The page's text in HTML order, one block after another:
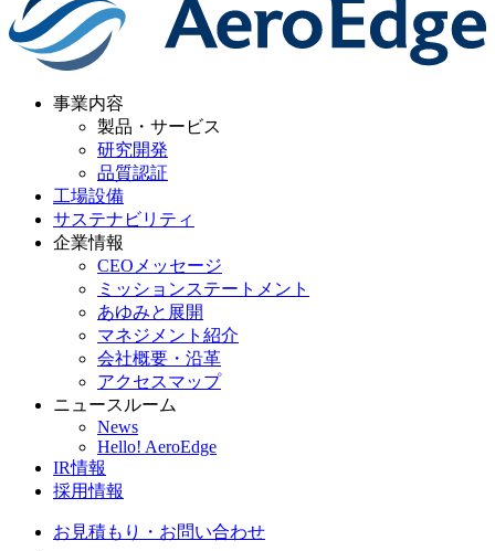
事業内容
製品・サービス
研究開発
品質認証
工場設備
サステナビリティ
企業情報
CEOメッセージ
ミッションステートメント
あゆみと展開
マネジメント紹介
会社概要・沿革
アクセスマップ
ニュースルーム
News
Hello! AeroEdge
IR情報
採用情報
お見積もり・お問い合わせ